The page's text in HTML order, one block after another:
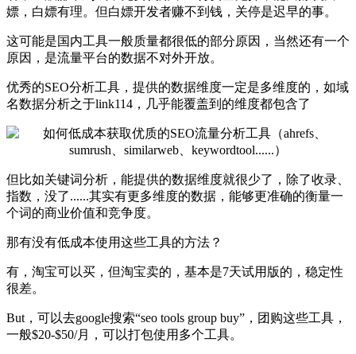
嫖，白嫖有理。但白嫖开发者赚不到钱，关停是迟早的事。
这可能是国内工具一般质量都很低的部分原因，当然还有一个
原因，是流量平台的数据不对外开放。
优秀的SEO分析工具，提供的数据维度一定是多维度的，如域
名数据分析之于link114，几乎能覆盖到的维度都包含了
但比如关键词分析，能提供的数据维度就很少了，除了收录、
指数，没了......其实有更多维度的数据，能够更准确的衡量一
个词的商业价值和竞争度。
那有没有低成本使用这些工具的方法？
有，淘宝可以买，但淘宝卖的，基本是7天试用版的，稳定性
很差。
But，可以去google搜索“seo tools group buy”，团购这些工具，
一般$20-$50/月，可以打包使用多个工具。